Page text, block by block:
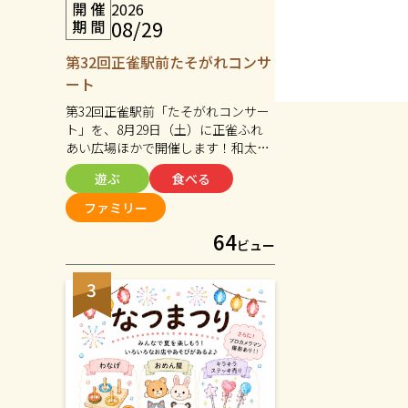
2026
08/29
第32回正雀駅前たそがれコンサ
ート
第32回正雀駅前「たそがれコンサー
ト」を、8月29日（土）に正雀ふれ
あい広場ほかで開催します！和太鼓
や吹奏楽、ダンスなどの多彩なステ
ージをはじめ、フランクフルトやか
き氷などの模擬店、楽しい遊びコー
ナーやフリーマーケットなど、子ど
もから大人まで楽しめる催しが盛り
だくさんです。音楽に包まれなが
ら、おいしい食べ物や交流を楽し
み、夏の夕暮れのひとときを過ごし
ませんか？入場無料です。皆さまお
誘い合わせのうえ、ぜひお気軽にお
越しください。
遊ぶ
食べる
ファミリー
64ビュー